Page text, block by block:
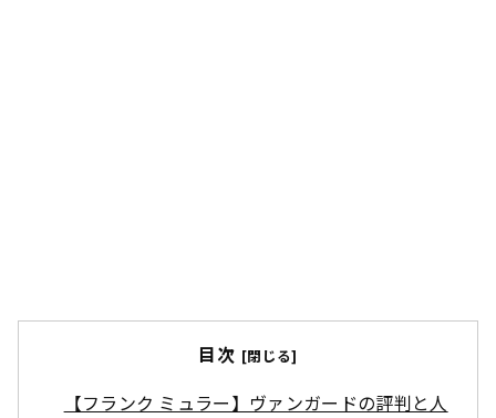
目次
【フランク ミュラー】ヴァンガードの評判と人